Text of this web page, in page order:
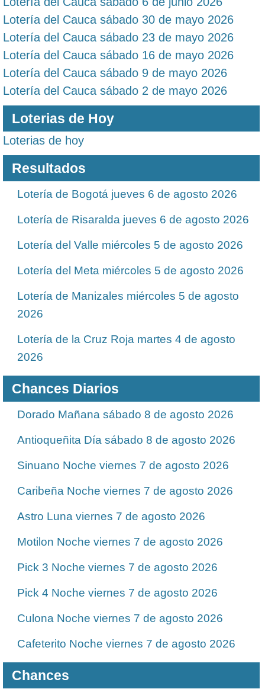
Lotería del Cauca sábado 30 de mayo 2026
Lotería del Cauca sábado 23 de mayo 2026
Lotería del Cauca sábado 16 de mayo 2026
Lotería del Cauca sábado 9 de mayo 2026
Lotería del Cauca sábado 2 de mayo 2026
Loterias de Hoy
Loterias de hoy
Resultados
Lotería de Bogotá jueves 6 de agosto 2026
Lotería de Risaralda jueves 6 de agosto 2026
Lotería del Valle miércoles 5 de agosto 2026
Lotería del Meta miércoles 5 de agosto 2026
Lotería de Manizales miércoles 5 de agosto
2026
Lotería de la Cruz Roja martes 4 de agosto
2026
Chances Diarios
Dorado Mañana sábado 8 de agosto 2026
Antioqueñita Día sábado 8 de agosto 2026
Sinuano Noche viernes 7 de agosto 2026
Caribeña Noche viernes 7 de agosto 2026
Astro Luna viernes 7 de agosto 2026
Motilon Noche viernes 7 de agosto 2026
Pick 3 Noche viernes 7 de agosto 2026
Pick 4 Noche viernes 7 de agosto 2026
Culona Noche viernes 7 de agosto 2026
Cafeterito Noche viernes 7 de agosto 2026
Chances